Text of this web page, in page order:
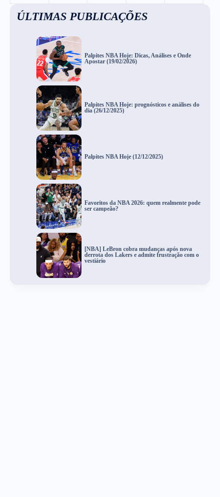
ÚLTIMAS PUBLICAÇÕES
Palpites NBA Hoje: Dicas, Análises e Onde
Apostar (19/02/2026)
Palpites NBA Hoje: prognósticos e análises do
dia (26/12/2025)
Palpites NBA Hoje (12/12/2025)
Favoritos da NBA 2026: quem realmente pode
ser campeão?
[NBA] LeBron cobra mudanças após nova
derrota dos Lakers e admite frustração com o
vestiário